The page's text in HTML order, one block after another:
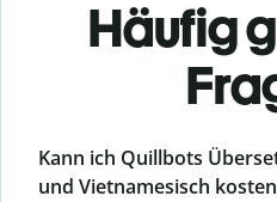
Häufig
Kann ich Quillbots
und Vietnamesisch